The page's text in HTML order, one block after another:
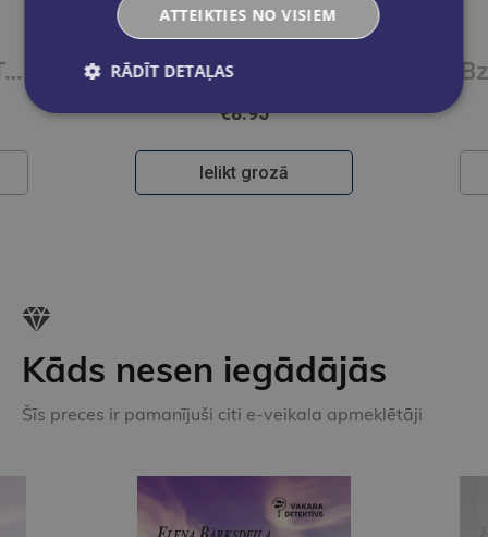
Saldus sapņus. Tausti un sajūti
€8.95
Ielikt grozā
Kāds nesen iegādājās
Šīs preces ir pamanījuši citi e-veikala apmeklētāji
ATTEIKTIES NO VISIEM
RĀDĪT DETAĻAS